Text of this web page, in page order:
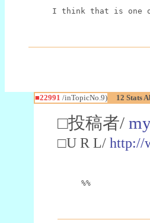
I think that is one
■22991 /inTopicNo.9) 12 Stats
□投稿者/
□U R L/ http://
%%